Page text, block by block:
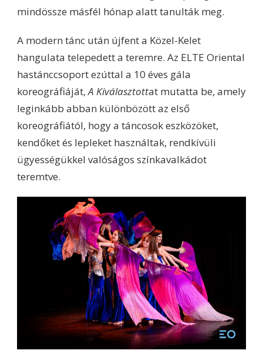
mindössze másfél hónap alatt tanulták meg.
A modern tánc után újfent a Közel-Kelet
hangulata telepedett a teremre. Az ELTE Oriental
hastánccsoport ezúttal a 10 éves gála
koreográfiáját,A Kiválasztottat mutatta be, amely
leginkább abban különbözött az első
koreográfiától, hogy a táncosok eszközöket,
kendőket és lepleket használtak, rendkívüli
ügyességükkel valóságos színkavalkádot
teremtve.